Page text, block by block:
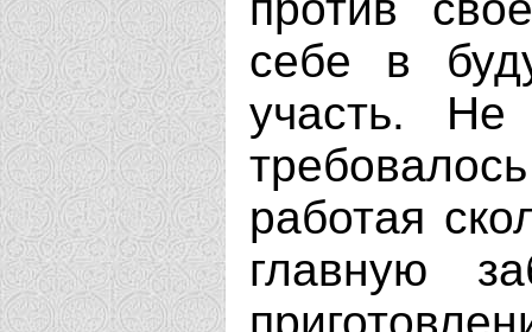
себе в
участь.
работая
главную